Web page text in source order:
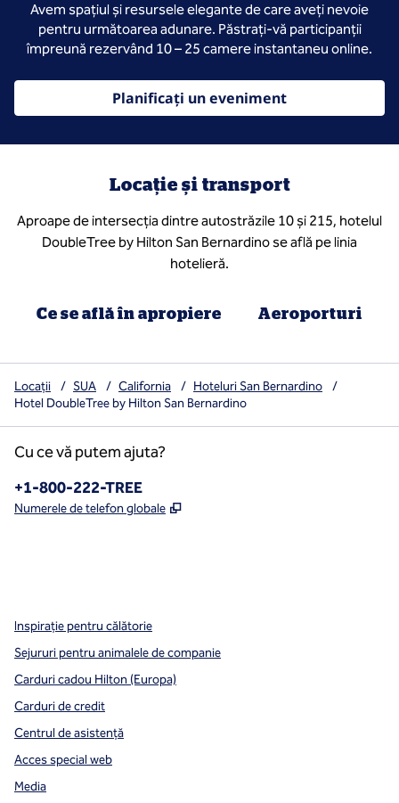
Avem spațiul și resursele elegante de care aveți nevoie
pentru următoarea adunare. Păstrați-vă participanții
împreună rezervând 10 – 25 camere instantaneu online.
Planificați un eveniment
Locație și transport
Aproape de intersecția dintre autostrăzile 10 și 215, hotelul
DoubleTree by Hilton San Bernardino se află pe linia
hotelieră.
Ce se află în apropiere Aeroporturi
Locații / SUA / California / Hoteluri San Bernardino
/
Hotel DoubleTree by Hilton San Bernardino
Cu ce vă putem ajuta?
Telefon:
+1-800-222-TREE
Numerele de telefon globale ,
Inspirație pentru călătorie
Sejururi pentru animalele de companie
Carduri cadou Hilton (Europa)
Carduri de credit
Centrul de asistență
Acces special web
Media